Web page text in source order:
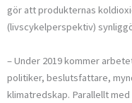
gör att produkternas
(livscykelperspektiv)
– Under 2019 kommer
politiker, beslutsfattare,
klimat­redskap. Parallellt